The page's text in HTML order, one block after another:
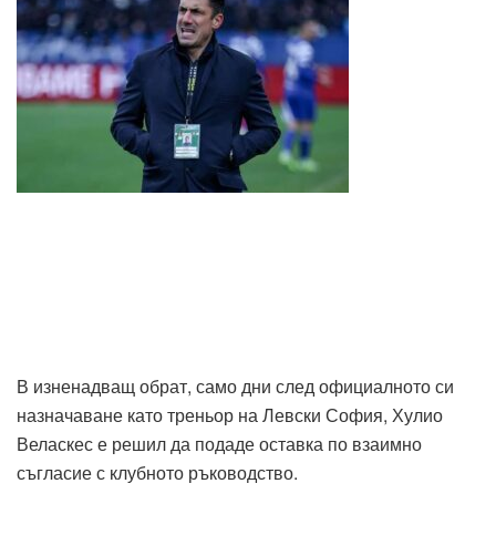
В изненадващ обрат, само дни след официалното си
назначаване като треньор на Левски София, Хулио
Веласкес е решил да подаде оставка по взаимно
съгласие с клубното ръководство.